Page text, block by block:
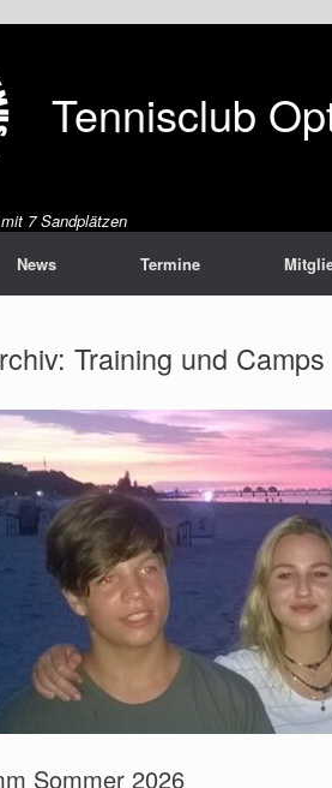
Tennisclub
7 Sandplätzen
News Termine
Training und Camps
Sommer 2026